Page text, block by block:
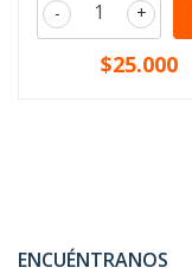
+
-
$25.000
ENCUÉNTRANOS